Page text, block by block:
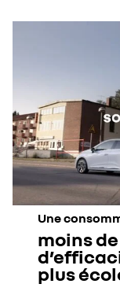
Une
moins
plus